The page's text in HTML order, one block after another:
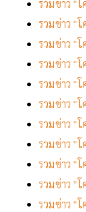
รวมข่าว "
รวมข่าว "
รวมข่าว "
รวมข่าว "
รวมข่าว "
รวมข่าว "
รวมข่าว "
รวมข่าว "
รวมข่าว "
รวมข่าว "
รวมข่าว "